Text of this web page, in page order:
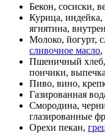
Бекон, сосиски,
Курица, индейка,
ягнятина,
Молоко, йогурт,
сливочное масло,
Пшеничный
пончики,
Пиво, вино,
Газированная
Смородина,
глазированные
Орехи пекан,